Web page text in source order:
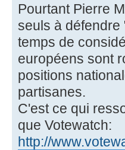
Pourtant Pierre
seuls à défendre
temps de
européens sont
positions
partisanes.
C'est ce qui
que Votewatch:
http://